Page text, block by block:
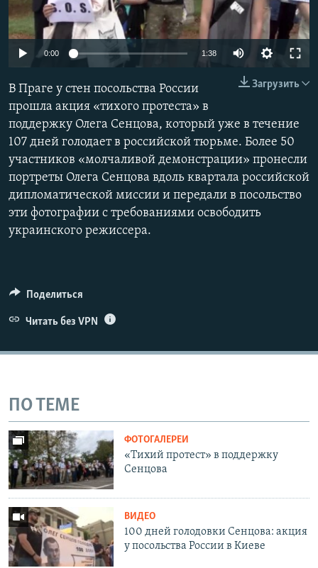
ПОБЕДИТЕЛЕЙ НЕ СУДЯТ?
КРЫМ.НЕПОКОРЕННЫЙ
УКРАИНСКАЯ ПРОБЛЕМА КРЫМА
ПРИСОЕДИНЯЙТЕСЬ!
Все сайты RFE/RL
0:00 1:38
Загрузить
В Праге у стен посольства России
прошла акция «тихого протеста» в
поддержку Олега Сенцова, который уже в течение
107 дней голодает в российской тюрьме. Более 50
участников «молчаливой демонстрации» пронесли
портреты Олега Сенцова вдоль квартала российской
дипломатической миссии и передали в посольство
эти фотографии с требованиями освободить
украинского режиссера.
Поделиться
Читать без VPN
ПО ТЕМЕ
ФОТОГАЛЕРЕИ
«Тихий протест» в поддержку
Сенцова
ВИДЕО
100 дней голодовки Сенцова: акция
у посольства России в Киеве